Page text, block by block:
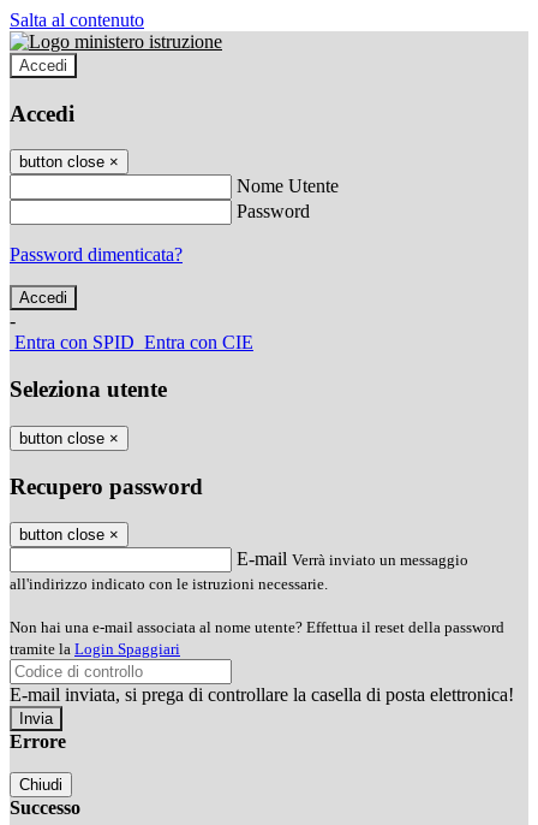
Salta al contenuto
Accedi
Accedi
button close ×
Nome Utente
Password
Password dimenticata?
-
Entra con SPID Entra con CIE
Seleziona utente
button close ×
Recupero password
button close ×
E-mail Verrà inviato un messaggio
all'indirizzo indicato con le istruzioni necessarie.
Non hai una e-mail associata al nome utente? Effettua il reset della password
tramite la Login Spaggiari
E-mail inviata, si prega di controllare la casella di posta elettronica!
Errore
Chiudi
Successo